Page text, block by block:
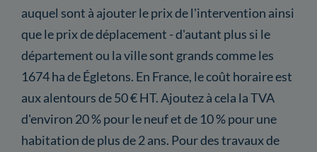
auquel sont à ajouter le prix de l'intervention ainsi
que le prix de déplacement - d'autant plus si le
département ou la ville sont grands comme les
1674 ha de Égletons. En France, le coût horaire est
aux alentours de 50 € HT. Ajoutez à cela la TVA
d'environ 20 % pour le neuf et de 10 % pour une
habitation de plus de 2 ans. Pour des travaux de